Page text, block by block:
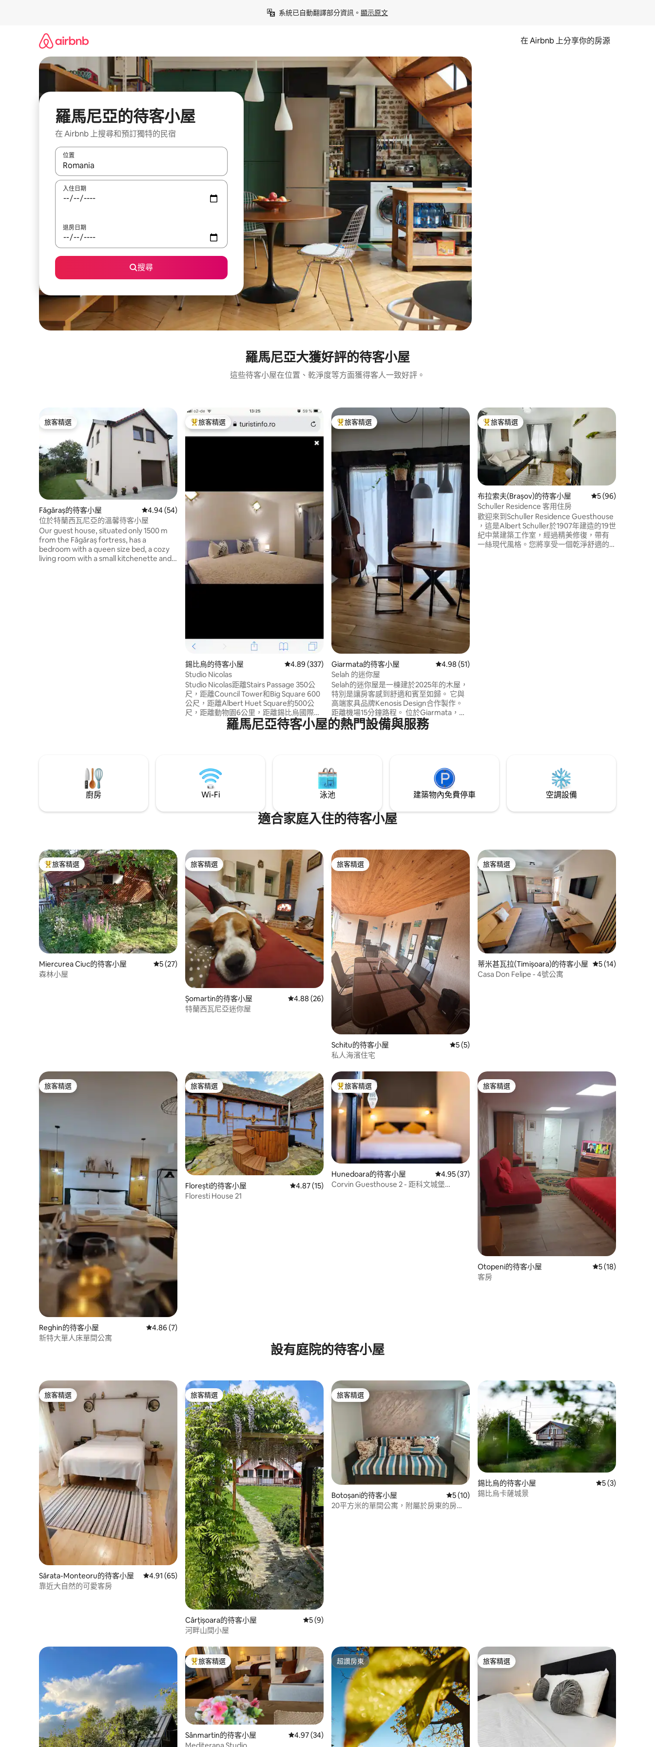
系統已自動翻譯部分資訊。 顯示原文
在 Airbnb 上分享你的房源
羅馬尼亞的待客小屋
在 Airbnb 上搜尋和預訂獨特的民宿
位置
如有搜尋結果，瀏覽內容時請使用上下箭頭，或輕點、滑動裝置。
入住日期
退房日期
搜尋
羅馬尼亞大獲好評的待客小屋
這些待客小屋在位置、乾淨度等方面獲得客人一致好評。
旅客精選
旅客精選
Făgăraș的待客小屋 從 54 則評價中獲得 4.94 的平均評分（滿分 5 分）
4.94 (54)
位於特蘭西瓦尼亞的溫馨待客小屋
Our guest house, situated only 1500 m
from the Făgăraș fortress, has a
bedroom with a queen size bed, a cozy
living room with a small kitchenette and a
旅客精選榜首
旅客精選
錫比烏的待客小屋 從 337 則評價中獲得 4.89 的平均評分（滿分 5 分）
4.89 (337)
Studio Nicolas
Studio Nicolas距離Stairs Passage 350公
尺，距離Council Tower和Big Square 600
公尺，距離Albert Huet Square約500公
尺，距離動物園6公里，距離錫比烏國際機
場5公里。所有房間都有平面電視、免費
WiFi、配備淋浴間的獨立衛浴。廚房配有烤
旅客精選榜首
旅客精選
Giarmata的待客小屋 從 51 則評價中獲得 4.98 的平均評分（滿分 5 分）
4.98 (51)
Selah 的迷你屋
Selah的迷你屋是一棟建於2025年的木屋，
特別是讓房客感到舒適和賓至如歸。 它與
高端家具品牌Kenosis Design合作製作。
距離機場15分鐘路程。 位於Giarmata，距
離蒂米什瓦拉11公里。 它有一個私人庭
院。裡面是 由木材和岩石元素製成，非常
旅客精選榜首
旅客精選
布拉索夫(Brașov)的待客小屋 從 96 則評價中獲
5 (96)
Schuller Residence 客用住房
歡迎來到Schuller Residence Guesthouse
，這是Albert Schuller於1907年建造的19世
紀中葉建築工作室，經過精美修復，帶有
一絲現代風格。您將享受一個乾淨舒適的
羅馬尼亞待客小屋的熱門設備與服務
廚房 Wi-Fi 泳池 建築物內免費停車 空調設備
適合家庭入住的待客小屋
旅客精選榜首
旅客精選
Miercurea Ciuc的待客小屋 從 27 則評價中獲得 5 的平均評分（滿分 5 分）
5 (27)
森林小屋
旅客精選
旅客精選
Șomartin的待客小屋 從 26 則評價中獲得 4.88 的平均評分（滿分 5 分）
4.88 (26)
特蘭西瓦尼亞迷你屋
旅客精選
旅客精選
Schitu的待客小屋 從 5 則評價中獲得 5 的平均評分（滿分 5 分）
5 (5)
私人海濱住宅
旅客精選
旅客精選
蒂米甚瓦拉(Timișoara)的待客小屋 從 14 則評價中獲
5 (14)
Casa Don Felipe - 4號公寓
旅客精選
旅客精選
Reghin的待客小屋 從 7 則評價中獲得 4.86 的平均評分（滿分 5 分）
4.86 (7)
新特大單人床單間公寓
旅客精選
旅客精選
Florești的待客小屋 從 15 則評價中獲得 4.87 的平均評分（滿分 5 分）
4.87 (15)
Floresti House 21
旅客精選榜首
旅客精選
Hunedoara的待客小屋 從 37 則評價中獲得 4.95 的平均評分（滿分 5 分）
4.95 (37)
Corvin Guesthouse 2 - 距科文城堡
旅客精選
旅客精選
Otopeni的待客小屋 從 18 則評價中獲
5 (18)
客房
設有庭院的待客小屋
旅客精選
旅客精選
Sărata-Monteoru的待客小屋 從 65 則評價中獲得 4.91 的平均評分（滿分 5 分）
4.91 (65)
靠近大自然的可愛客房
旅客精選
旅客精選
Cârțișoara的待客小屋 從 9 則評價中獲得 5 的平均評分（滿分 5 分）
5 (9)
河畔山間小屋
旅客精選
旅客精選
Botoșani的待客小屋 從 10 則評價中獲得 5 的平均評分（滿分 5 分）
5 (10)
20平方米的單間公寓，附屬於房東的房
錫比烏的待客小屋 從 3 則評價中獲
5 (3)
錫比烏卡薩城景
旅客精選榜首
旅客精選
Sânmartin的待客小屋 從 34 則評價中獲得 4.97 的平均評分（滿分 5 分）
4.97 (34)
超讚房東
超讚房東 旅客精選
旅客精選